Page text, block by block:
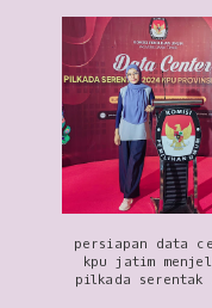
persiapan data
kpu jatim
pilkada serentak